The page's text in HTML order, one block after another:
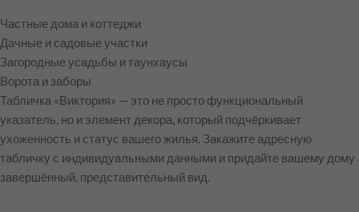
Частные дома и коттеджи
Дачные и садовые участки
Загородные усадьбы и таунхаусы
Ворота и заборы
Табличка «Виктория» — это не просто функциональный
указатель, но и элемент декора, который подчёркивает
ухоженность и статус вашего жилья. Закажите адресную
табличку с индивидуальными данными и придайте вашему дому
завершённый, представительный вид.